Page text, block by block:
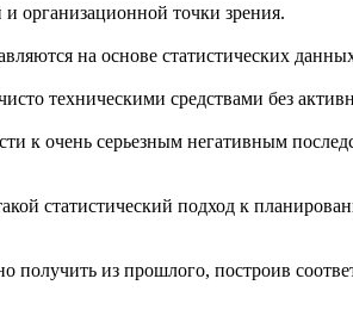
организационной точки зрения.
на основе статистических
техническими средствами без
к очень серьезным негативным
статистический подход к
из прошлого, построив